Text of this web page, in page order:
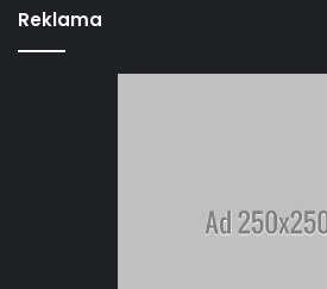
Reklama